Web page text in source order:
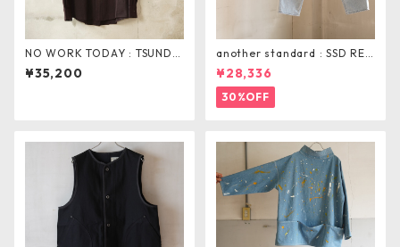
NO WORK TODAY : TSUNDE
RE Shirt
¥35,200
another standard : SSD REL
AX TAPERD PANTS
¥28,336
30%OFF